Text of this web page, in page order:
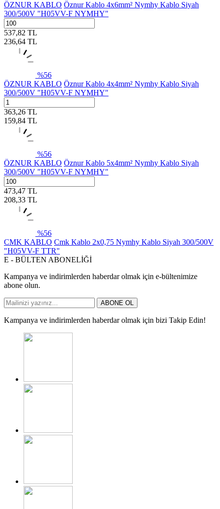
ÖZNUR KABLO Öznur Kablo 4x6mm² Nymhy Kablo Siyah
300/500V "H05VV-F NYMHY"
537,82 TL
236,64 TL
%56
ÖZNUR KABLO Öznur Kablo 4x4mm² Nymhy Kablo Siyah
300/500V "H05VV-F NYMHY"
363,26 TL
159,84 TL
%56
ÖZNUR KABLO Öznur Kablo 5x4mm² Nymhy Kablo Siyah
300/500V "H05VV-F NYMHY"
473,47 TL
208,33 TL
%56
CMK KABLO Cmk Kablo 2x0,75 Nymhy Kablo Siyah 300/500V
"H05VV-F TTR"
E - BÜLTEN ABONELİĞİ
Kampanya ve indirimlerden haberdar olmak için e-bültenimize
abone olun.
ABONE OL
Kampanya ve indirimlerden haberdar olmak için bizi Takip Edin!